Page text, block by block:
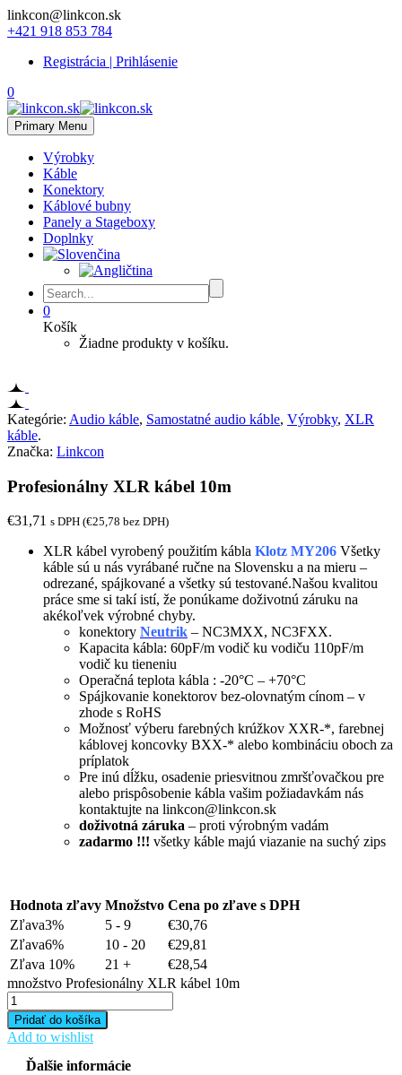
linkcon@linkcon.sk
+421 918 853 784
Registrácia | Prihlásenie
0
Primary Menu
Výrobky
Káble
Konektory
Káblové bubny
Panely a Stageboxy
Doplnky
0
Košík
Žiadne produkty v košíku.
Kategórie: Audio káble, Samostatné audio káble, Výrobky, XLR
káble.
Značka: Linkcon
Profesionálny XLR kábel 10m
€31,71 s DPH (€25,78 bez DPH)
XLR kábel vyrobený použitím kábla Klotz MY206 Všetky
káble sú u nás vyrábané ručne na Slovensku a na mieru –
odrezané, spájkované a všetky sú testované.Našou kvalitou
práce sme si takí istí, že ponúkame doživotnú záruku na
akékoľvek výrobné chyby.
konektory Neutrik – NC3MXX, NC3FXX.
Kapacita kábla: 60pF/m vodič ku vodiču 110pF/m
vodič ku tieneniu
Operačná teplota kábla : -20°C – +70°C
Spájkovanie konektorov bez-olovnatým cínom – v
zhode s RoHS
Možnosť výberu farebných krúžkov XXR-*, farebnej
káblovej koncovky BXX-* alebo kombináciu oboch za
príplatok
Pre inú dĺžku, osadenie priesvitnou zmršťovačkou pre
alebo prispôsobenie kábla vašim požiadavkám nás
kontaktujte na linkcon@linkcon.sk
doživotná záruka – proti výrobným vadám
zadarmo !!! všetky káble majú viazanie na suchý zips
Hodnota zľavy Množstvo Cena po zľave s DPH
Zľava3%
5 - 9 €30,76
Zľava6%
10 - 20 €29,81
Zľava 10%
21 + €28,54
množstvo Profesionálny XLR kábel 10m
Pridať do košíka
Add to wishlist
Ďalšie informácie